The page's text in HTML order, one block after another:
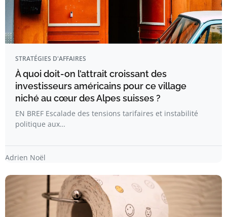
STRATÉGIES D'AFFAIRES
À quoi doit-on l’attrait croissant des
investisseurs américains pour ce village
niché au cœur des Alpes suisses ?
EN BREF Escalade des tensions tarifaires et instabilité
politique aux…
Adrien Noël